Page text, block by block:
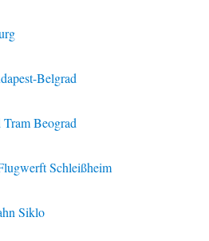
Belgrad
Tram Beograd
Schleißheim
Siklo